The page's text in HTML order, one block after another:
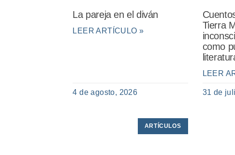
La pareja en el diván
LEER ARTÍCULO »
4 de agosto, 2026
Tierra
como
LEER
31 de
ARTÍCULOS